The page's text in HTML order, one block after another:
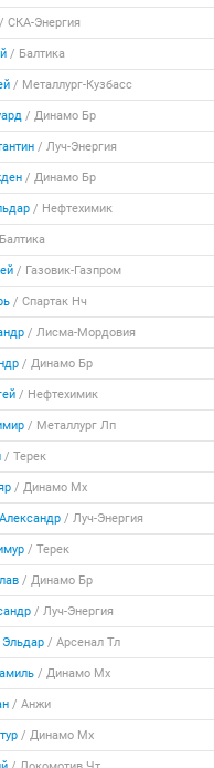
/ СКА-Энергия
/ Балтика
/ Металлург-Кузбасс
/ Динамо Бр
/ Луч-Энергия
/ Динамо Бр
/ Нефтехимик
Балтика
/ Газовик-Газпром
/ Спартак Нч
/ Лисма-Мордовия
/ Динамо Бр
/ Нефтехимик
/ Металлург Лп
/ Терек
/ Динамо Мх
/ Луч-Энергия
/ Терек
/ Динамо Бр
/ Луч-Энергия
/ Арсенал Тл
/ Динамо Мх
/ Анжи
/ Динамо Мх